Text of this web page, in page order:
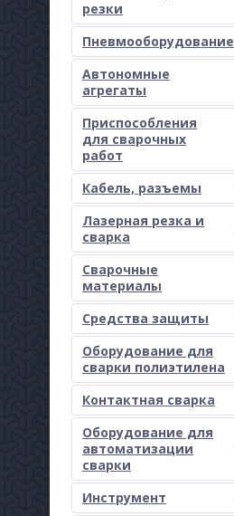
резки
Пневмооборудование
Автономные
агрегаты
Приспособления
для сварочных
работ
Кабель, разъемы
Лазерная резка и
сварка
Сварочные
материалы
Средства защиты
Оборудование для
сварки полиэтилена
Контактная сварка
Оборудование для
автоматизации
сварки
Инструмент